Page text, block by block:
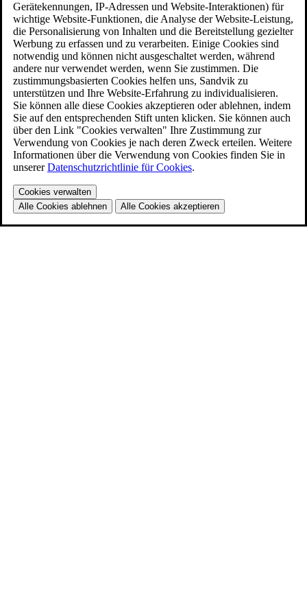
Gerätekennungen, IP-Adressen und Website-Interaktionen) für
wichtige Website-Funktionen, die Analyse der Website-Leistung,
die Personalisierung von Inhalten und die Bereitstellung gezielter
Werbung zu erfassen und zu verarbeiten. Einige Cookies sind
notwendig und können nicht ausgeschaltet werden, während
andere nur verwendet werden, wenn Sie zustimmen. Die
zustimmungsbasierten Cookies helfen uns, Sandvik zu
unterstützen und Ihre Website-Erfahrung zu individualisieren.
Sie können alle diese Cookies akzeptieren oder ablehnen, indem
Sie auf den entsprechenden Stift unten klicken. Sie können auch
über den Link "Cookies verwalten" Ihre Zustimmung zur
Verwendung von Cookies je nach deren Zweck erteilen. Weitere
Informationen über die Verwendung von Cookies finden Sie in
unsererDatenschutzrichtlinie für Cookies.
Cookies verwalten
Alle Cookies ablehnen
Alle Cookies akzeptieren